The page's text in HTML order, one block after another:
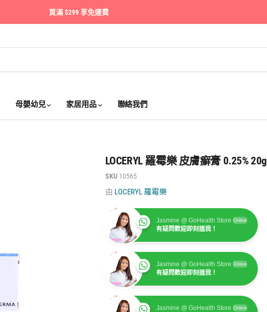
買滿 $299 享免運費
母嬰幼兒 家居用品 聯絡我們
LOCERYL 羅霉樂 皮膚癬膏 0.25% 20g
SKU 10565
由 LOCERYL 羅霉樂
Jasmine @ GoHealth Store Online
有疑問歡迎即刻搵我！
Jasmine @ GoHealth Store Online
有疑問歡迎即刻搵我！
Jasmine @ GoHealth Store Online